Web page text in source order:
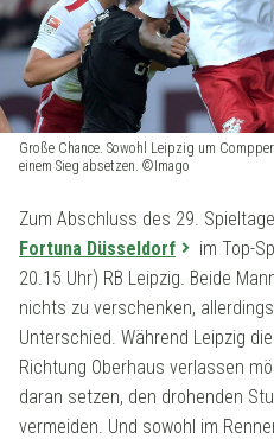
Große Chance. Sowohl Leipzig um
einem Sieg absetzen. ©Imago
Zum Abschluss des 29.
Fortuna Düsseldorf
im Top-
20.15 Uhr) RB Leipzig. Beide
nichts zu verschenken,
Unterschied. Während Leipzig
Richtung Oberhaus verlassen
daran setzen, den drohenden
vermeiden. Und sowohl im